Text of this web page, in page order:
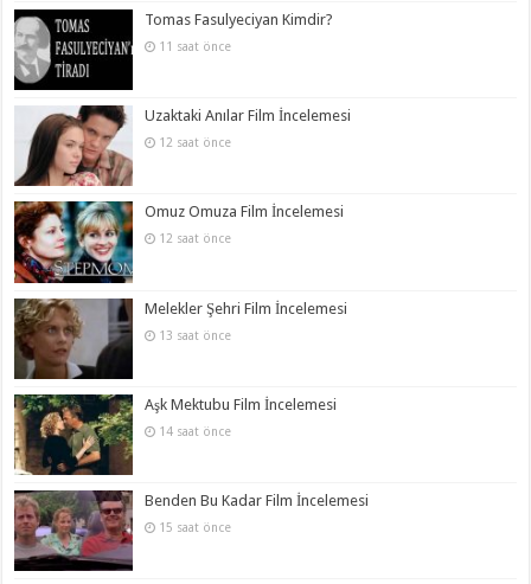
Tomas Fasulyeciyan Kimdir?
11 saat önce
Uzaktaki Anılar Film İncelemesi
12 saat önce
Omuz Omuza Film İncelemesi
12 saat önce
Melekler Şehri Film İncelemesi
13 saat önce
Aşk Mektubu Film İncelemesi
14 saat önce
Benden Bu Kadar Film İncelemesi
15 saat önce